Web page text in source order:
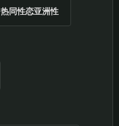
热同性恋亚洲性